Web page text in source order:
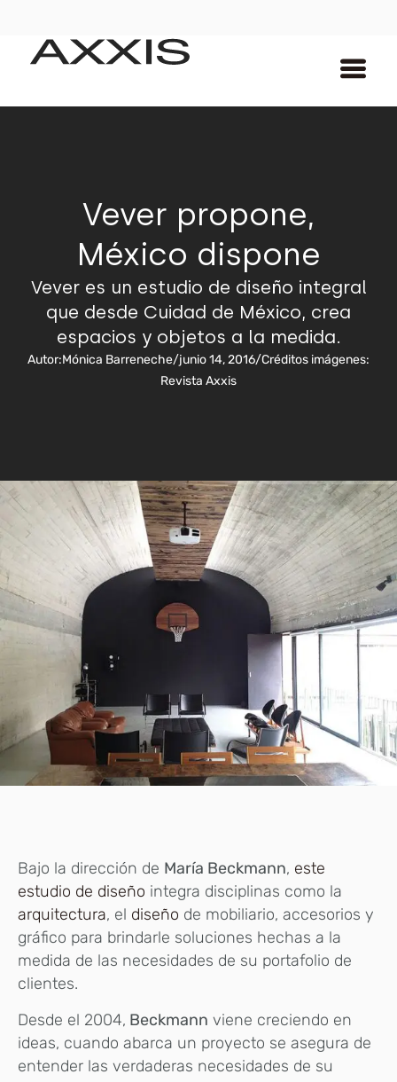
Vever propone,
México dispone
Vever es un estudio de diseño integral
que desde Cuidad de México, crea
espacios y objetos a la medida.
Autor:Mónica Barreneche/junio 14, 2016/Créditos imágenes:
Revista Axxis
Bajo la dirección de María Beckmann, este
estudio de diseño integra disciplinas como la
arquitectura, el diseño de mobiliario, accesorios y
gráfico para brindarle soluciones hechas a la
medida de las necesidades de su portafolio de
clientes.
Desde el 2004, Beckmann viene creciendo en
ideas, cuando abarca un proyecto se asegura de
entender las verdaderas necesidades de su